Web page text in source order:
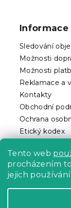
Tento web
procházením
jejich
Informace
Sledování
Možnosti
Možnosti
Reklamace a
Kontakty
Obchodní
Ochrana
Etický kodex